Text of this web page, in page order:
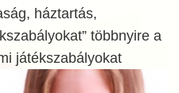
háztartás,
többnyire a
játékszabályokat